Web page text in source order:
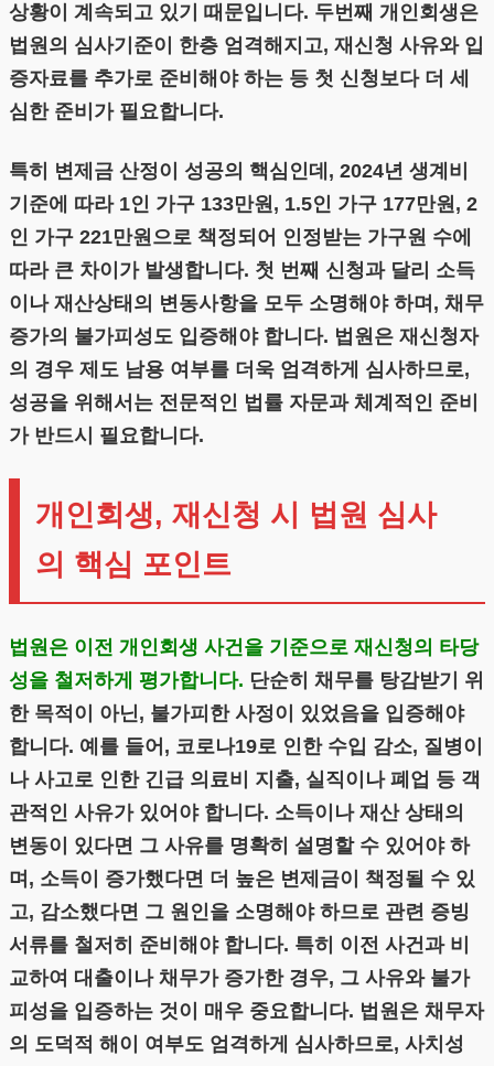
상황이 계속되고 있기 때문입니다. 두번째 개인회생은
법원의 심사기준이 한층 엄격해지고, 재신청 사유와 입
증자료를 추가로 준비해야 하는 등 첫 신청보다 더 세
심한 준비가 필요합니다.
특히 변제금 산정이 성공의 핵심인데, 2024년 생계비
기준에 따라 1인 가구 133만원, 1.5인 가구 177만원, 2
인 가구 221만원으로 책정되어 인정받는 가구원 수에
따라 큰 차이가 발생합니다. 첫 번째 신청과 달리 소득
이나 재산상태의 변동사항을 모두 소명해야 하며, 채무
증가의 불가피성도 입증해야 합니다. 법원은 재신청자
의 경우 제도 남용 여부를 더욱 엄격하게 심사하므로,
성공을 위해서는 전문적인 법률 자문과 체계적인 준비
가 반드시 필요합니다.
개인회생, 재신청 시 법원 심사
의 핵심 포인트
법원은 이전 개인회생 사건을 기준으로 재신청의 타당
성을 철저하게 평가합니다. 단순히 채무를 탕감받기 위
한 목적이 아닌, 불가피한 사정이 있었음을 입증해야
합니다. 예를 들어, 코로나19로 인한 수입 감소, 질병이
나 사고로 인한 긴급 의료비 지출, 실직이나 폐업 등 객
관적인 사유가 있어야 합니다. 소득이나 재산 상태의
변동이 있다면 그 사유를 명확히 설명할 수 있어야 하
며, 소득이 증가했다면 더 높은 변제금이 책정될 수 있
고, 감소했다면 그 원인을 소명해야 하므로 관련 증빙
서류를 철저히 준비해야 합니다. 특히 이전 사건과 비
교하여 대출이나 채무가 증가한 경우, 그 사유와 불가
피성을 입증하는 것이 매우 중요합니다. 법원은 채무자
의 도덕적 해이 여부도 엄격하게 심사하므로, 사치성